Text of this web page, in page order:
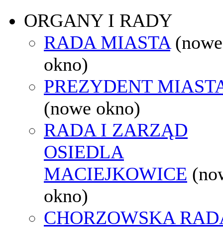
ORGANY I RADY
RADA MIASTA (nowe
okno)
PREZYDENT
(nowe okno)
RADA I ZARZĄD
OSIEDLA
MACIEJKOWICE
okno)
CHORZOWSKA